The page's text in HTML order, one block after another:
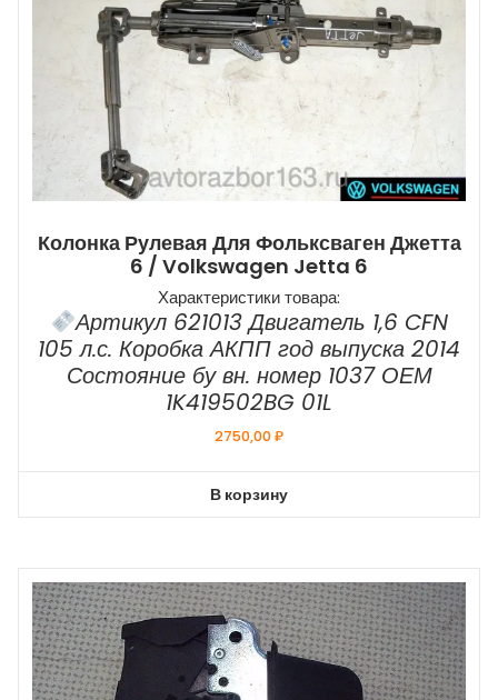
Колонка Рулевая Для Фольксваген Джетта
6 / Volkswagen Jetta 6
Характеристики товара:
Артикул 621013 Двигатель 1,6 CFN
105 л.с. Коробка АКПП год выпуска 2014
Состояние бу вн. номер 1037 ОЕМ
1K419502BG 01L
2750,00₽
В корзину